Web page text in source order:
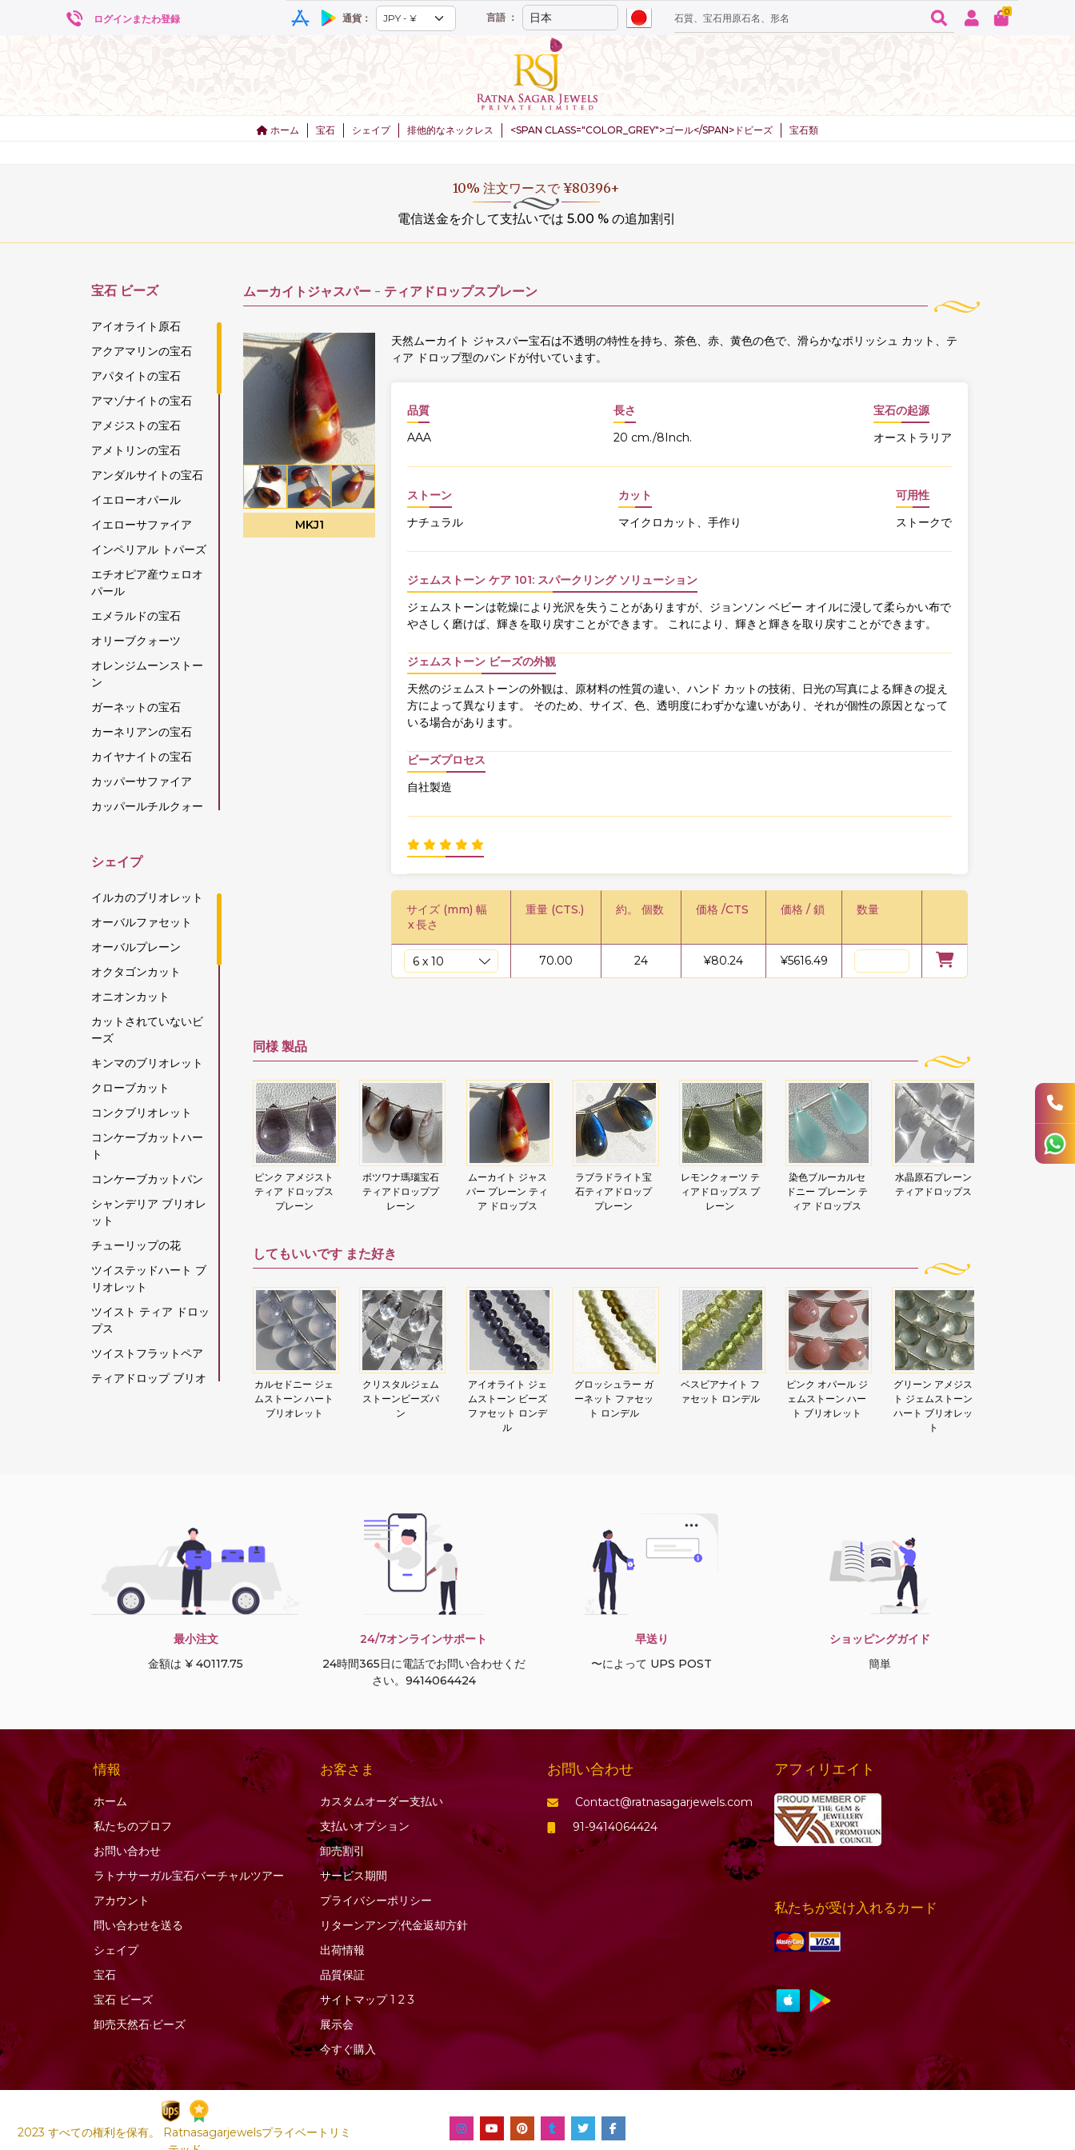
ログインまたわ登録 通貨： 言語 ： 0
ホーム 宝石 シェイプ 排他的なネックレス <SPAN CLASS="COLOR_GREY">ゴール</SPAN>ドビーズ 宝石類
20% 注文ワースで ¥160,000+
電信送金を介して支払いでは 5.00 % の追加割引
宝石 ビーズ
アイオライト原石
アクアマリンの宝石
アパタイトの宝石
アマゾナイトの宝石
アメジストの宝石
アメトリンの宝石
アンダルサイトの宝石
イエローオパール
イエローサファイア
インペリアル トパーズ
エチオピア産ウェロオ
パール
エメラルドの宝石
オリーブクォーツ
オレンジムーンストー
ン
ガーネットの宝石
カーネリアンの宝石
カイヤナイトの宝石
カッパーサファイア
カッパールチルクォー
ット
カルセドニーの宝石
ライト
グリーンアパタイト
グリーンアメジスト
グリーンオニキス
グリーンカイヤナイト
グリーンストロベリー
クォーツ
グリーンモスクォーツ
クリスタルジェムスト
ーン
クリソコラの原石
クリソプレーズ宝石
グレームーンストーン
グロッシュラー ガーネ
ット
クロム透輝石
コーヒームーンストー
ン
コーラル
ゴールデンムーンスト
ーン
サンストーンの宝石
シーブルーカルセドニ
シトリンの宝石
シャンパン シトリン
シリマナイトの宝石
スキャポライトの宝石
ット
スモーキークォーツ
セミプレシャスマルチ
ソーダライトの宝石
ソンゲア サファイア
ターコイズ宝石
タイガーアイ
ダイヤモンドビーズ
タンザナイトの宝石
ツァボライトの宝石
トルマリンの宝石
ネイビーブルーカルセ
ドニー
バイカラークォーツ
ハニークォーツ
バラ石英
シェイプ
イルカのブリオレット
オーバルファセット
オーバルプレーン
オクタゴンカット
オニオンカット
カットされていないビ
ーズ
キンマのブリオレット
クローブカット
コンクブリオレット
コンケーブカットハー
ト
コンケーブカットパン
シャンデリア ブリオレ
ット
チューリップの花
ツイステッドハート ブ
リオレット
ツイスト ティア ドロッ
プス
ツイストフラットペア
ティアドロップ ブリオ
ドルキ ブリオレット
ハートブリオレット
ハーフドリル宝石
ファセットコイン
ファセットチェスナッ
ファセットナゲット
ファセットラウンド
ファセットロンデル
ファンシーカット
フラットペアーブリオ
レット
フラットペアプレーン
プレーンラウンド
プレーンロンデル
ぽっちゃりスムースハ
ぽっちゃりハートのブ
リオレット
ポリゴンダイヤモンド
カット
ムーカイトジャスパー - ティアドロップスプレーン
MKJ1
天然ムーカイト ジャスパー宝石は不透明の特性を持ち、茶色、赤、黄色の色で、滑らかなポリッシュ カット、テ
ィア ドロップ型のバンドが付いています。
品質
AAA
長さ
20 cm./8Inch.
宝石の起源
オーストラリア
ストーン
ナチュラル
カット
マイクロカット、手作り
可用性
ストークで
ジェムストーン ケア 101: スパークリング ソリューション
ジェムストーンは乾燥により光沢を失うことがありますが、ジョンソン ベビー オイルに浸して柔らかい布で
やさしく磨けば、輝きを取り戻すことができます。 これにより、輝きと輝きを取り戻すことができます。
ジェムストーン ビーズの外観
天然のジェムストーンの外観は、原材料の性質の違い、ハンド カットの技術、日光の写真による輝きの捉え
方によって異なります。 そのため、サイズ、色、透明度にわずかな違いがあり、それが個性の原因となって
いる場合があります。
ビーズプロセス
自社製造
サイズ (mm) 幅
x長さ
重量 (CTS.) 約。 個数 価格 /CTS 価格 / 鎖 数量
70.00 24 ¥80.24 ¥5616.49
同様 製品
グリーンオニキス
プレーン
ゴールデンルチル
ロップス プレーン
ピンク アメジスト
ティア ドロップス
プレーン
ボツワナ瑪瑙宝石
ティアドロッププ
レーン
ムーカイト ジャス
パー プレーン ティ
ア ドロップス
ラブラドライト宝
石ティアドロップ
プレーン
レモンクォーツ テ
ィアドロップス プ
レーン
染色ブルーカルセ
ドニー プレーン テ
ィア ドロップス
水晶原石プレーン
ティアドロップス
してもいいです また好き
カーネリアン ジェ
カルセドニー ジェ
クリスタルジェム
ストーンビーズパ
ン
アイオライト ジェ
ムストーン ビーズ
ファセット ロンデ
グロッシュラー ガ
ーネット ファセッ
ト ロンデル
ベスビアナイト フ
ァセット ロンデル
ピンク オパール ジ
ェムストーン ハー
グリーン アメジス
ト ジェムストーン
ハート ブリオレッ
レモンクォーツ ハ
ート ブリオレット
最小注文
金額は ¥ 40117.75
24/7オンラインサポート
24時間365日に電話でお問い合わせくだ
さい。9414064424
早送り
〜によって UPS POST
ショッピングガイド
簡単
情報
ホーム
私たちのプロフ
お問い合わせ
ラトナサーガル宝石バーチャ​​ルツアー
アカウント
問い合わせを送る
シェイプ
宝石
宝石ビーズ
卸売天然石·ビーズ
お客さま
カスタムオーダー支払い
支払いオプション
卸売割引
サービス期間
プライバシーポリシー
リターンアンプ;代金返却方針
出荷情報
品質保証
サイトマップ 1 2 3
展示会
今すぐ購入
お問い合わせ
Contact@ratnasagarjewels.com
91-9414064424
アフィリエイト
私たちが受け入れるカード
2023 すべての権利を保有。 Ratnasagarjewelsプライベートリミ